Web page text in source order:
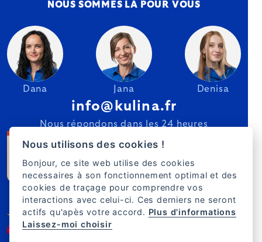
NOUS SOMMES LÀ POUR VOUS
Dana Jana Denisa
info@kulina.fr
Nous répondons dans les 24 heures
Nous utilisons des cookies !
Bonjour, ce site web utilise des cookies
necessaires à son fonctionnement optimal et des
cookies de traçage pour comprendre vos
interactions avec celui-ci. Ces derniers ne seront
actifs qu'apès votre accord. Plus d'informations
Laissez-moi choisir